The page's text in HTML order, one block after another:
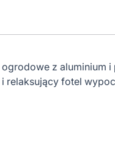
ogrodowe z aluminium
relaksujący fotel